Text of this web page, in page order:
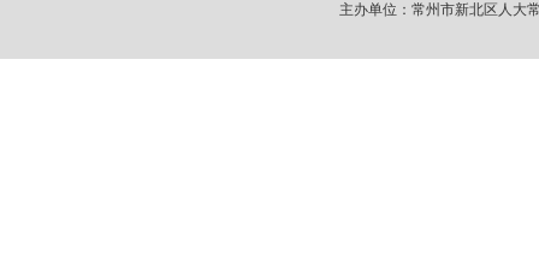
主办单位：常州市新北区人大